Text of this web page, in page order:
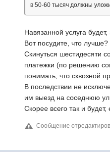
в 50-60 тысяч должны
Навязанной услуга
Вот посудите, что лучше?
Скинуться шестидесяти
платежки (по решению
понимать, что сквозной
В последствии не
им выезд на соседнюю
Скорее всего так и
Сообщение